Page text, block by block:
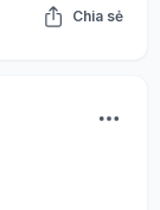
Chia sẻ